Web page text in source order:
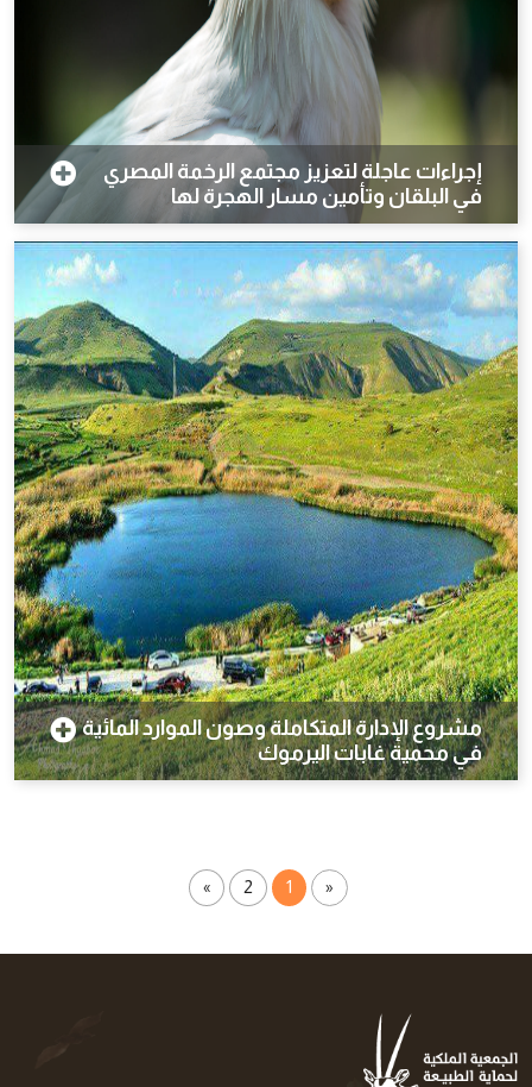
إجراءات عاجلة لتعزيز مجتمع الرخمة المصري
في البلقان وتأمين مسار الهجرة لها
مشروع الإدارة المتكاملة وصون الموارد المائية
في محمية غابات اليرموك
«
1
2
»